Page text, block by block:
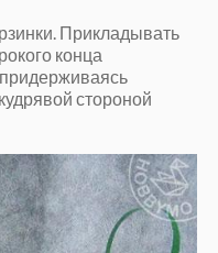
Прикладывать
конца
стороной